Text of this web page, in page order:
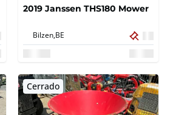
2019 Janssen THS180 Mower
Bilzen, BE
Cerrado